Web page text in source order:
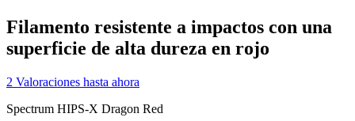
Filamento resistente a impactos con una
superficie de alta dureza en rojo
2 Valoraciones hasta ahora
Spectrum HIPS-X Dragon Red